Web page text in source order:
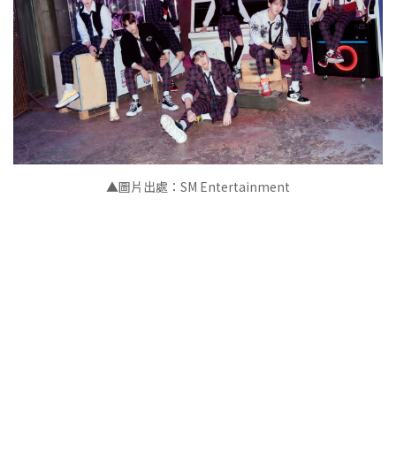
▲圖片出處：SM Entertainment